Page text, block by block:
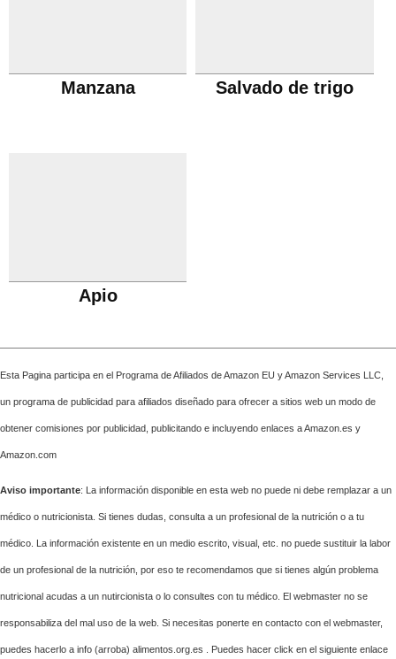
Manzana Salvado de trigo
Apio
Esta Pagina participa en el Programa de Afiliados de Amazon EU y Amazon Services LLC,
un programa de publicidad para afiliados diseñado para ofrecer a sitios web un modo de
obtener comisiones por publicidad, publicitando e incluyendo enlaces a Amazon.es y
Amazon.com
Aviso importante: La información disponible en esta web no puede ni debe remplazar a un
médico o nutricionista. Si tienes dudas, consulta a un profesional de la nutrición o a tu
médico. La información existente en un medio escrito, visual, etc. no puede sustituir la labor
de un profesional de la nutrición, por eso te recomendamos que si tienes algún problema
nutricional acudas a un nutircionista o lo consultes con tu médico. El webmaster no se
responsabiliza del mal uso de la web. Si necesitas ponerte en contacto con el webmaster,
puedes hacerlo a info (arroba) alimentos.org.es . Puedes hacer click en el siguiente enlace